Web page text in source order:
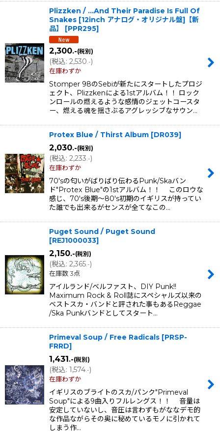
Plizzken / ...And Their Paradise Is Full Of
Snakes [12inch アナログ・オリジナル盤]【新
品】
[PPR295]
2,300.-(税別)
(税込: 2,530 .-)
在庫わずか
Stomper 98のSebiが新たにスタートしたプロジ
ェクト、Plizzkenによる1stアルバム！！ ロック
ンロールの燃えるような感情のジェットコースタ
ー、燃える魂を揺さぶるアグレッシブなサウン…
Protex Blue / Thirst Album [DR039]
2,030.-(税別)
(税込: 2,233 .-)
在庫わずか
70'sの匂いがばりばり伝わるPunk/Skaバン
ド"Protex Blue"の1stアルバム！！ このロウな
感じ、70's後期〜80's初期のイギリスが持ってい
た誰でも出来るがセンスが全てなこの…
Puget Sound / Puget Sound
[REJ1000033]
2,150.-(税別)
(税込: 2,365 .-)
在庫数 3点
アイルランド/ベルファスト、DIY Punk!!
Maximum Rock & Roll誌にスペシャルズ以来の
ベストスカ・バンドと評された事もあるReggae
/Ska Punkバンドとしてスタート…
Primeval Soup / Free Radicals [PRSP-
FRRD]
1,431.-(税別)
(税込: 1,574 .-)
在庫わずか
イギリスのブライトのスカ/パンク"Primeval
Soup"による9曲入りフルレングス！！ 音量は
安定していないし、音圧は言わずもがななデモ的
な作品ながらその奥に秘めているモノに引かれて
しまう作…